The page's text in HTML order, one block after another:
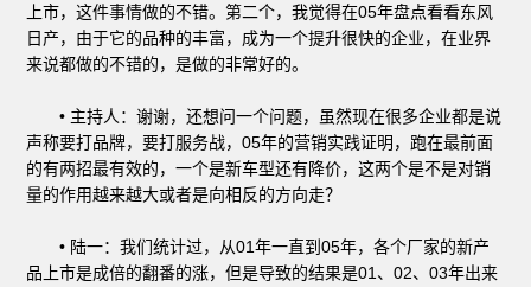
上市，这件事情做的不错。第二个，我觉得在05年盘点看看东风
日产，由于它的品种的丰富，成为一个提升很快的企业，在业界
来说都做的不错的，是做的非常好的。
• 主持人：谢谢，还想问一个问题，虽然现在很多企业都是说
声称要打品牌，要打服务战，05年的营销实践证明，跑在最前面
的有两招最有效的，一个是新车型还有降价，这两个是不是对销
量的作用越来越大或者是向相反的方向走？
• 陆一：我们统计过，从01年一直到05年，各个厂家的新产
品上市是成倍的翻番的涨，但是导致的结果是01、02、03年出来